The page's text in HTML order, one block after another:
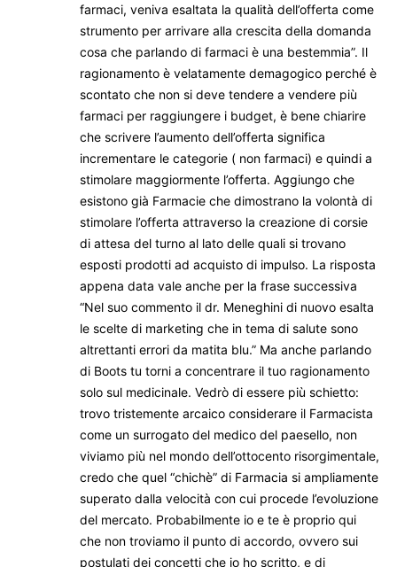
farmaci, veniva esaltata la qualità dell’offerta come
strumento per arrivare alla crescita della domanda
cosa che parlando di farmaci è una bestemmia”. Il
ragionamento è velatamente demagogico perché è
scontato che non si deve tendere a vendere più
farmaci per raggiungere i budget, è bene chiarire
che scrivere l’aumento dell’offerta significa
incrementare le categorie ( non farmaci) e quindi a
stimolare maggiormente l’offerta. Aggiungo che
esistono già Farmacie che dimostrano la volontà di
stimolare l’offerta attraverso la creazione di corsie
di attesa del turno al lato delle quali si trovano
esposti prodotti ad acquisto di impulso. La risposta
appena data vale anche per la frase successiva
“Nel suo commento il dr. Meneghini di nuovo esalta
le scelte di marketing che in tema di salute sono
altrettanti errori da matita blu.” Ma anche parlando
di Boots tu torni a concentrare il tuo ragionamento
solo sul medicinale. Vedrò di essere più schietto:
trovo tristemente arcaico considerare il Farmacista
come un surrogato del medico del paesello, non
viviamo più nel mondo dell’ottocento risorgimentale,
credo che quel “chichè” di Farmacia si ampliamente
superato dalla velocità con cui procede l’evoluzione
del mercato. Probabilmente io e te è proprio qui
che non troviamo il punto di accordo, ovvero sui
postulati dei concetti che io ho scritto, e di